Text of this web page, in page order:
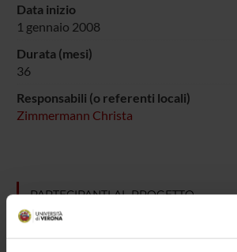
Data inizio
1 gennaio 2008
Durata (mesi)
36
Responsabili (o referenti locali)
Zimmermann Christa
PARTECIPANTI AL PROGETTO
Christa Zimmermann
Incaricato alla ricerca